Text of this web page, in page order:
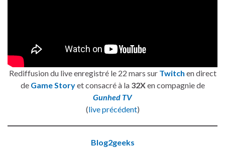
Rediffusion du live enregistré le 22 mars sur Twitch en direct
de Game Storyet consacré à la 32Xen compagnie de
Gunhed TV
(live précédent)
Blog2geeks